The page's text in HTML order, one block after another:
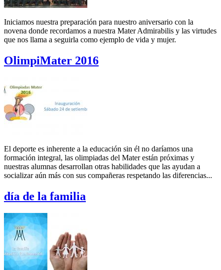
Iniciamos nuestra preparación para nuestro aniversario con la
novena donde recordamos a nuestra Mater Admirabilis y las virtudes
que nos llama a seguirla como ejemplo de vida y mujer.
OlimpiMater 2016
El deporte es inherente a la educación sin él no daríamos una
formación integral, las olimpiadas del Mater están próximas y
nuestras alumnas desarrollan otras habilidades que las ayudan a
socializar aún más con sus compañeras respetando las diferencias...
día de la familia